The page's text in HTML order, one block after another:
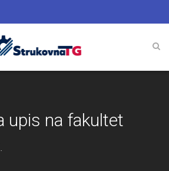
upis na fakultet